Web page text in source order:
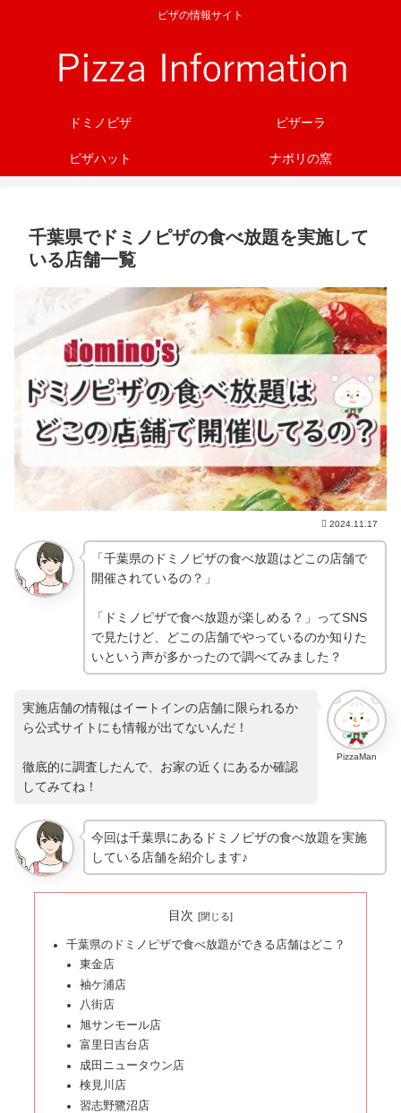
ピザの情報サイト
ドミノピザ ピザーラ
ピザハット ナポリの窯
千葉県でドミノピザの食べ放題を実施して
いる店舗一覧
2024.11.17
「千葉県のドミノピザの食べ放題はどこの店舗で
開催されているの？」
「ドミノピザで食べ放題が楽しめる？」ってSNS
で見たけど、どこの店舗でやっているのか知りた
いという声が多かったので調べてみました？
PizzaMan
実施店舗の情報はイートインの店舗に限られるか
ら公式サイトにも情報が出てないんだ！
徹底的に調査したんで、お家の近くにあるか確認
してみてね！
今回は千葉県にあるドミノピザの食べ放題を実施
している店舗を紹介します♪
目次
千葉県のドミノピザで食べ放題ができる店舗はどこ？
東金店
袖ケ浦店
八街店
旭サンモール店
富里日吉台店
成田ニュータウン店
検見川店
習志野鷺沼店